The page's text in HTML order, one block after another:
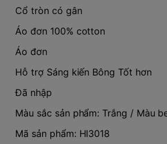
Cổ tròn có gân
Áo đơn 100% cotton
Áo đơn
Hỗ trợ Sáng kiến ​​Bông Tốt hơn
Đã nhập
Màu sắc sản phẩm: Trắng / Màu
Mã sản phẩm: HI3018